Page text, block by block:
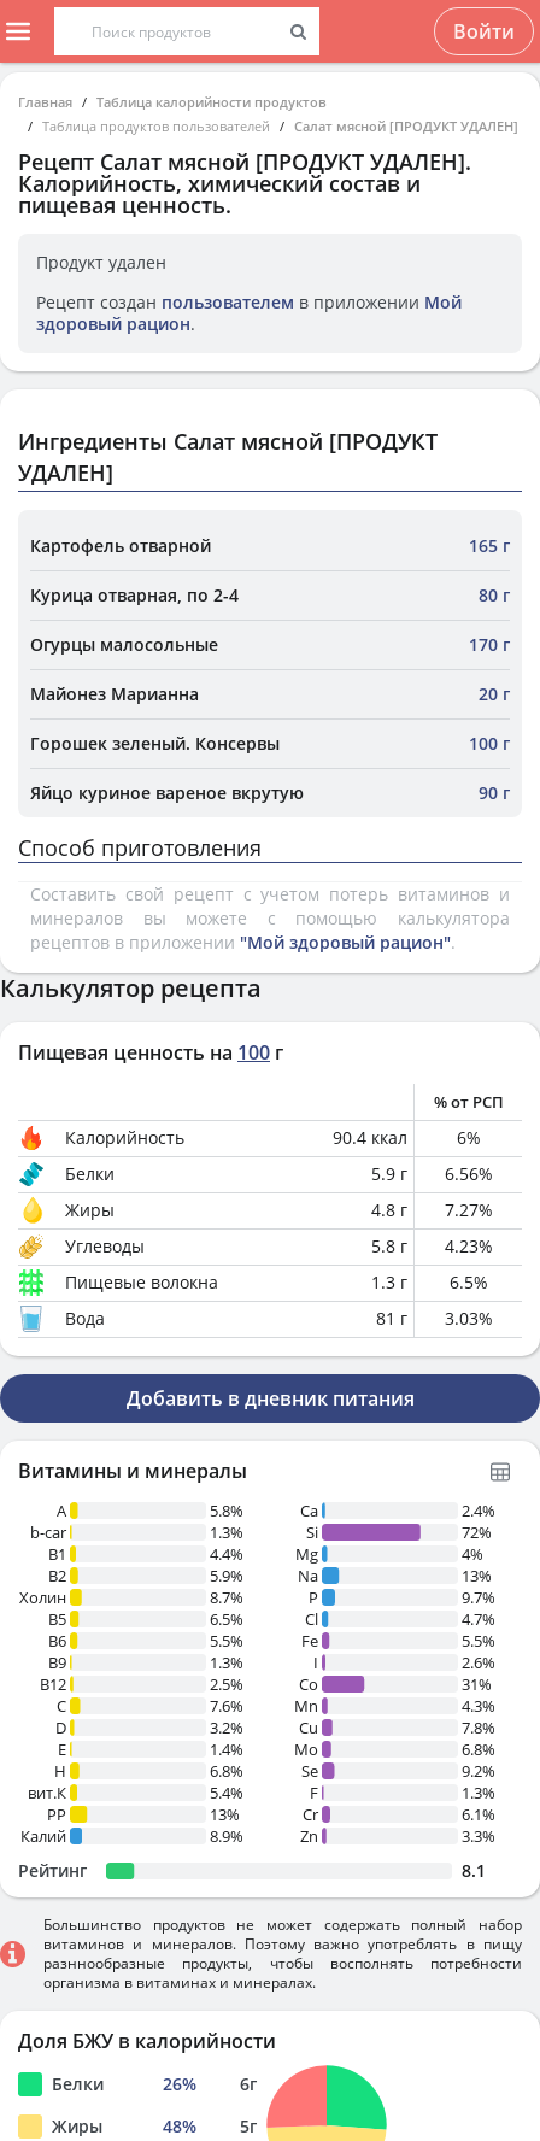
Войти
Главная
Таблица калорийности продуктов
Таблица продуктов пользователей
Салат мясной [ПРОДУКТ УДАЛЕН]
Рецепт Салат мясной [ПРОДУКТ УДАЛЕН].
Калорийность, химический состав и
пищевая ценность.
Продукт удален
Рецепт создан пользователем в приложении Мой
здоровый рацион.
Ингредиенты Салат мясной [ПРОДУКТ
УДАЛЕН]
Картофель отварной 165 г
Курица отварная, по 2-4 80 г
Огурцы малосольные 170 г
Майонез Марианна 20 г
Горошек зеленый. Консервы 100 г
Яйцо куриное вареное вкрутую 90 г
Способ приготовления
Составить свой рецепт с учетом потерь витаминов и
минералов вы можете с помощью калькулятора
рецептов в приложении "Мой здоровый рацион".
Калькулятор рецепта
Пищевая ценность на 100 г
% от РСП
Калорийность 90.4 ккал 6%
Белки
5.9 г 6.56%
Жиры
4.8 г 7.27%
Углеводы
5.8 г 4.23%
Пищевые волокна
1.3 г 6.5%
Вода
81 г 3.03%
Добавить в дневник питания
Витамины и минералы
A
5.8%
b-car
1.3%
В1
4.4%
B2
5.9%
Холин
8.7%
B5
6.5%
B6
5.5%
B9
1.3%
B12
2.5%
C
7.6%
D
3.2%
E
1.4%
H
6.8%
вит.К
5.4%
PP
13%
Калий
8.9%
Ca
2.4%
Si
72%
Mg
4%
Na
13%
P
9.7%
Cl
4.7%
Fe
5.5%
I
2.6%
Co
31%
Mn
4.3%
Cu
7.8%
Mo
6.8%
Se
9.2%
F
1.3%
Cr
6.1%
Zn
3.3%
Рейтинг 8.1
Большинство продуктов не может содержать полный набор
витаминов и минералов. Поэтому важно употреблять в пищу
разннообразные продукты, чтобы восполнять потребности
организма в витаминах и минералах.
Доля БЖУ в калорийности
Белки 26% 6г
Жиры
48% 5г